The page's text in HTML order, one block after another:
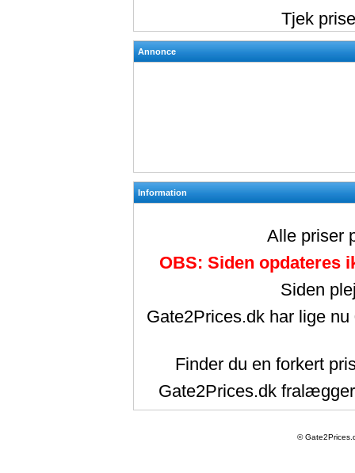
Tjek
Annonce
Information
Alle priser
OBS: Siden opdateres
Siden
Gate2Prices.dk har lige nu
Finder du en forkert
Gate2Prices.dk
©